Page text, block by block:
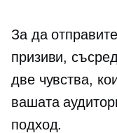
За да
призиви,
две чувства,
вашата
подход.